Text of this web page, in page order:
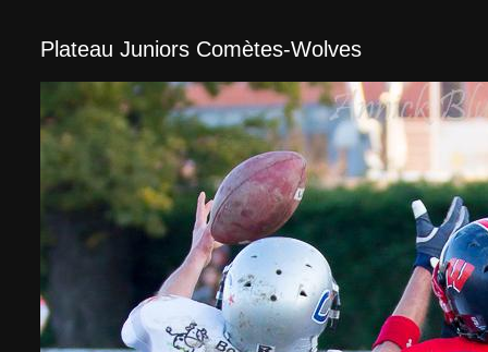
Plateau Juniors Comètes-Wolves